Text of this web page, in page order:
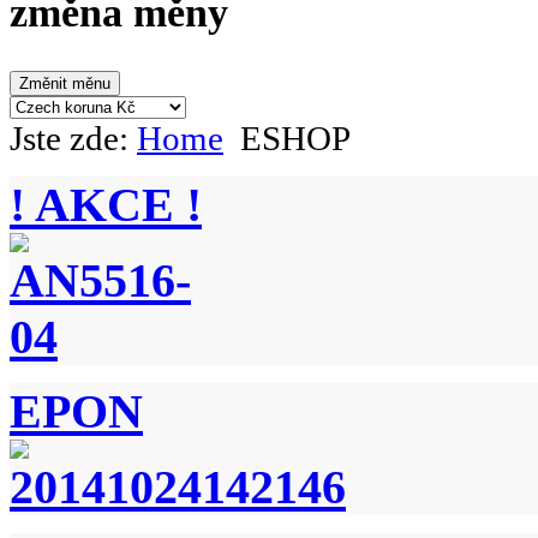
změna měny
Jste zde: Home ESHOP
! AKCE !
EPON